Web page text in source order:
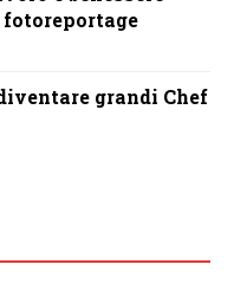
grandi Chef